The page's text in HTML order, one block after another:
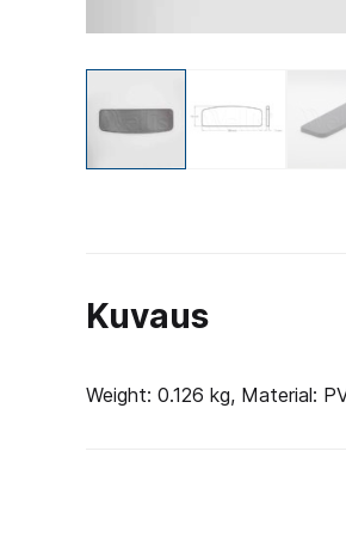
Kuvaus
Weight: 0.126 kg, Material: